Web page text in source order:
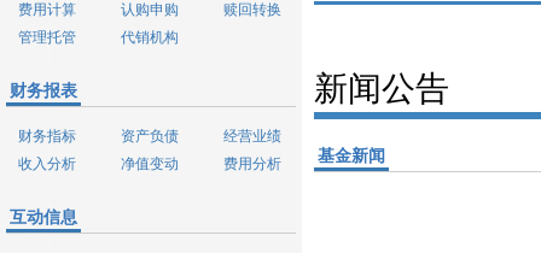
费用计算 认购申购
赎回转换
管理托管
代销机构
财务报表
财务指标 资产负债
经营业绩
收入分析
净值变动 费用分析
互动信息
新闻公告
基金新闻